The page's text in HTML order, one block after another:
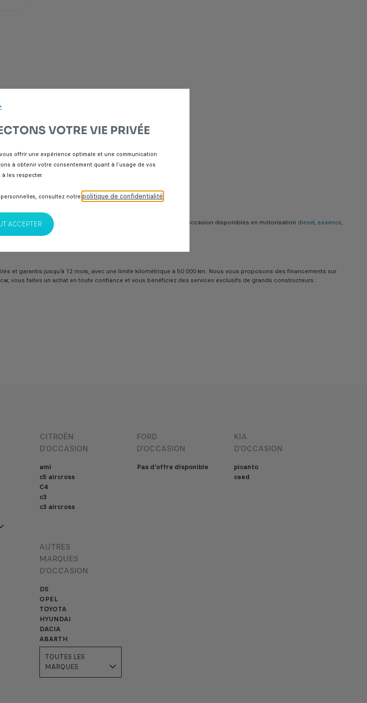
sélection de berlines d'occasion disponibles en motorisation diesel, essence,
& You de Casablanca,
et garantis jusqu’à 12 mois, avec une limite kilométrique à 50 000 km. Nous vous proposons des financements sur
vous faites un achat en toute confiance et vous bénéficiez des services exclusifs de grands constructeurs :
CITROËN
D'OCCASION
ami
c5 aircross
C4
c3
c3 aircross
FORD
D'OCCASION
Pas d'offre disponible
KIA
D'OCCASION
picanto
ceed
AUTRES
MARQUES
D'OCCASION
DS
OPEL
TOYOTA
HYUNDAI
DACIA
ABARTH
TOUTES LES
MARQUES
VOTRE VIE PRIVÉE
offrir une expérience optimale et une communication
à obtenir votre consentement quant à l’usage de vos
les respecter.
consultez notre politique de confidentialité
ACCEPTER